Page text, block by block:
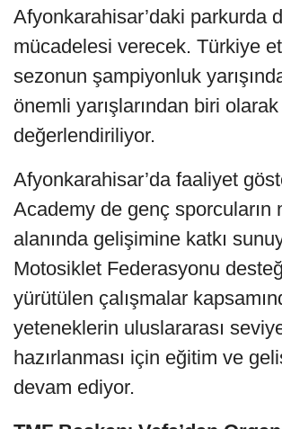
Afyonkarahisar’daki parkurda
mücadelesi verecek. Türkiye
sezonun şampiyonluk
önemli yarışlarından biri olarak
değerlendiriliyor.
Afyonkarahisar’da faaliyet
Academy de genç sporcuların
alanında gelişimine katkı
Motosiklet Federasyonu
yürütülen çalışmalar
yeteneklerin uluslararası
hazırlanması için eğitim ve
devam ediyor.